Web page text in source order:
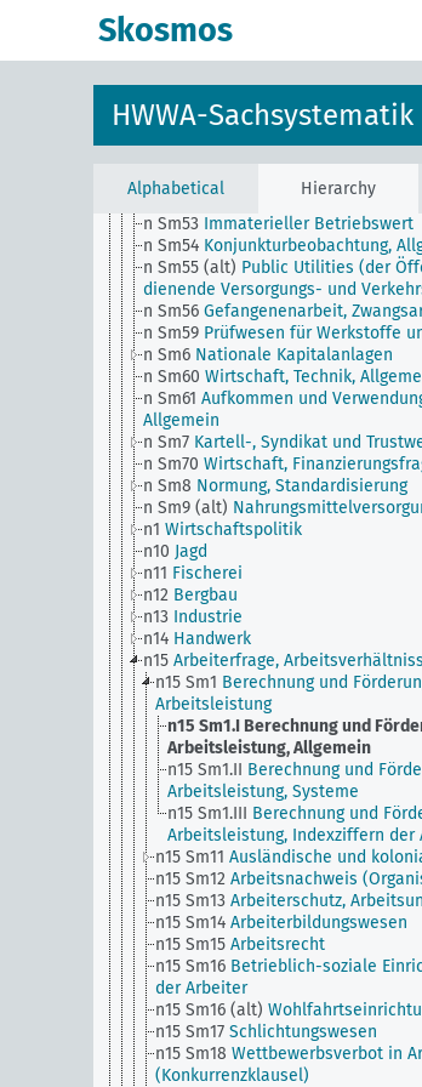
Skosmos
HWWA-Sachsystematik
Alphabetical Hierarchy
n Sm506 (A40b)
n Sm508 (A10) Deutsche Arbeitsfront
Japanische
n Sm52 Lagerhaltung
n Sm52 (alt)
n Sm53 Immaterieller Betriebswert
n Sm54 Konjunkturbeobachtung,
n Sm55 (alt) Public Utilities (der
dienende Versorgungs- und
n Sm56 Gefangenenarbeit,
n Sm59 Prüfwesen für Werkstoffe
n Sm6 Nationale Kapitalanlagen
n Sm60 Wirtschaft, Technik,
n Sm61 Aufkommen und
Allgemein
n Sm7 Kartell-, Syndikat und
n Sm70 Wirtschaft,
n Sm8 Normung, Standardisierung
n Sm9 (alt)
n1 Wirtschaftspolitik
n10 Jagd
n11 Fischerei
n12 Bergbau
n13 Industrie
n14 Handwerk
n15 Arbeiterfrage,
n15 Sm1 Berechnung und
Arbeitsleistung
n15 Sm1.I Berechnung und
Arbeitsleistung, Allgemein
n15 Sm1.II Berechnung und
Arbeitsleistung, Systeme
n15 Sm1.III Berechnung und
Arbeitsleistung, Indexziffern der
n15 Sm11 Ausländische und
n15 Sm12 Arbeitsnachweis
n15 Sm13 Arbeiterschutz,
n15 Sm14 Arbeiterbildungswesen
n15 Sm15 Arbeitsrecht
n15 Sm16 Betrieblich-soziale
der Arbeiter
n15 Sm16 (alt)
n15 Sm17 Schlichtungswesen
n15 Sm18 Wettbewerbsverbot in
(Konkurrenzklausel)